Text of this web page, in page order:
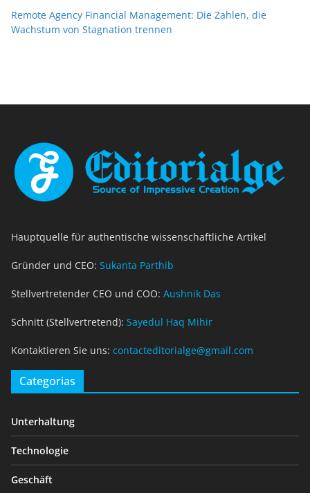
Remote Agency Financial Management: Die Zahlen, die
Wachstum von Stagnation trennen
Hauptquelle für authentische wissenschaftliche Artikel
Gründer und CEO: Sukanta Parthib
Stellvertretender CEO und COO: Aushnik Das
Schnitt (Stellvertretend): Sayedul Haq Mihir
Kontaktieren Sie uns: contacteditorialge@gmail.com
Categorias
Unterhaltung
Technologie
Geschäft